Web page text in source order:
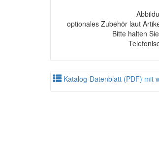
optionales Zubehör laut
Bitte halten
Katalog-Datenblatt (PDF) mit